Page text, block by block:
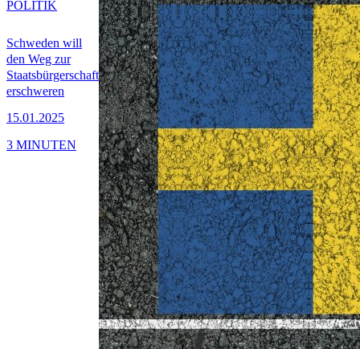
Schweden will
den Weg zur
Staatsbürgerschaft
erschweren
15.01.2025
POLITIK
3 MINUTEN